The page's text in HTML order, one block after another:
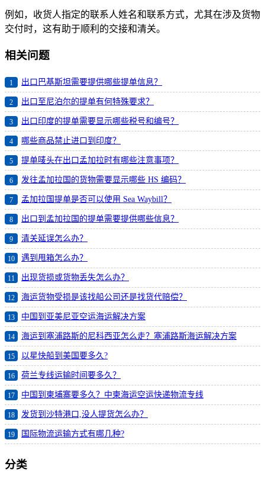
例如，收货人指定的联系人姓名和联系方式，尤其在涉及货物
交付时，这有助于顺利的交接和清关。
相关问题
1 出口巴基斯坦需要提供哪些提单信息？
2 出口至尼泊尔的提单有何特殊要求？
3 出口印度的提单需要显示哪些税号和编号？
4 哪些商品禁止进口到印度？
5 提单唛头在出口孟加拉时有哪些注意事项？
6 发往孟加拉国的货物需要显示哪些 HS 编码？
7 孟加拉国提单是否可以使用 Sea Waybill？
8 出口到孟加拉国的提单需要提供哪些信息？
9 清关延误怎么办？
10 遇到甩箱怎么办？
11 出现货损或货物丢失怎么办？
12 海运货物受损是该找船公司还是找货代赔偿？
13 中国到亚美尼亚空运海运解决方案
14 海运到塞浦路斯的尼科西亚怎么走？塞浦路斯海运解决方案
15 以星快船到美国要多久?
16 荷兰专线运输时间要多久？
17 中国到柬埔寨要多久？中柬海运空运快递物流专线
18 发货到沙特港口,没人提货怎么办？
19 国际物流运输方式有哪几种?
分类